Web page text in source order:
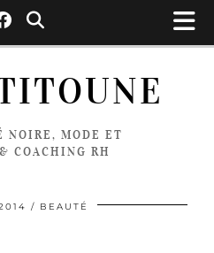
NOIRE, MODE ET
COACHING RH
BEAUTÉ